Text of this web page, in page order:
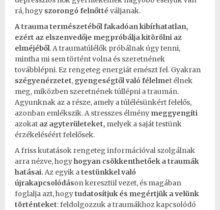
rá, hogy szorongó felnőtté váljanak.
Atraumatermészetéből fakadóan kibírhatatlan,
ezért az elszenvedője megpróbálja kitörölni az
elméjéből. A traumatúlélők próbálnak úgy tenni,
mintha mi sem történt volna és szeretnének
továbblépni. Ez rengeteg energiát emészt fel. Gyakran
szégyenérzetet, gyengeségtől való félelmet élnek
meg, miközben szeretnének túllépni atraumán.
Agyunknak az a része, amely a túlélésünkért felelős,
azonban emlékszik. A stresszes élmény meggyengíti
azokat az agyterületeket, melyek a saját testünk
érzékeléséért felelősek.
A friss kutatások rengeteg információval szolgálnak
arra nézve, hogyhogyan csökkenthetőek atraumák
hatásai. Az egyik atestünkkel való
újrakapcsolódáson keresztül vezet, és magában
foglalja azt, hogytudatosítjuk és megértjük a velünk
történteket: feldolgozzuk a traumákhoz kapcsolódó